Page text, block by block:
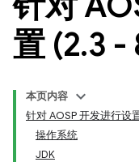
置 (2.3 -
本页内容
针对 AOSP 开发进行设
操作系统
JDK